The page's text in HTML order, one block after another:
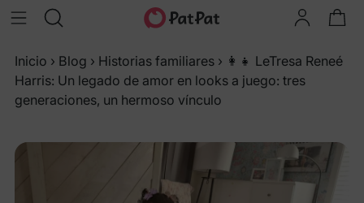
Inicio › Blog › Historias familiares › 👩👧 LeTresa Reneé
Harris: Un legado de amor en looks a juego: tres
generaciones, un hermoso vínculo